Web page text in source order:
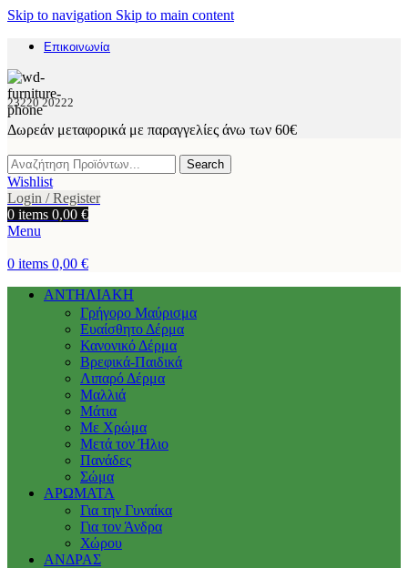
Skip to navigation Skip to main content
Επικοινωνία
23220 20222
Δωρεάν μεταφορικά με παραγγελίες άνω των 60€
Search
Wishlist
Login / Register
0 items 0,00 €
Menu
0 items 0,00 €
ΑΝΤΗΛΙΑΚΗ
Γρήγορο Μαύρισμα
Ευαίσθητο Δέρμα
Κανονικό Δέρμα
Βρεφικά-Παιδικά
Λιπαρό Δέρμα
Μαλλιά
Μάτια
Με Χρώμα
Μετά τον Ήλιο
Πανάδες
Σώμα
ΑΡΩΜΑΤΑ
Για την Γυναίκα
Για τον Άνδρα
Χώρου
ΑΝΔΡΑΣ